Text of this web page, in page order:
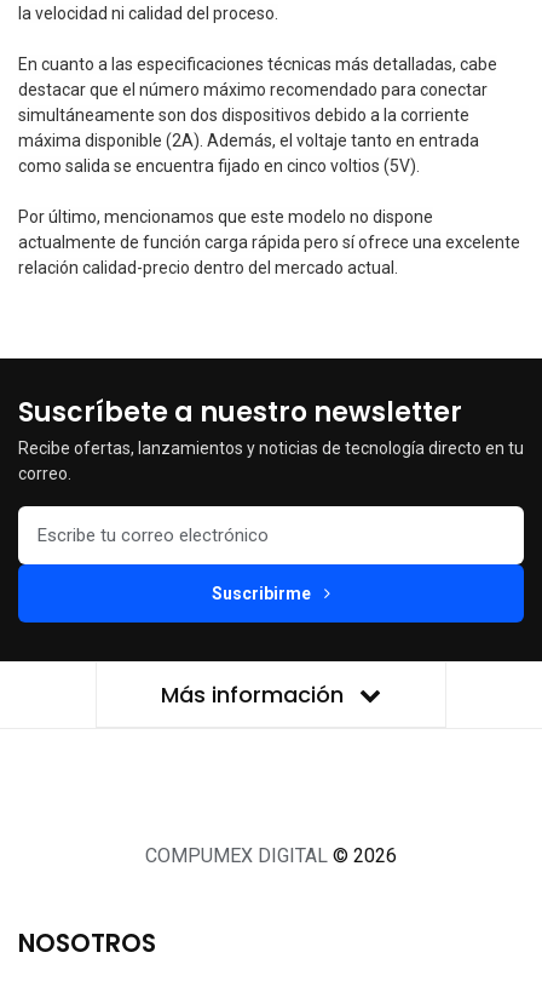
la velocidad ni calidad del proceso.
En cuanto a las especificaciones técnicas más detalladas, cabe
destacar que el número máximo recomendado para conectar
simultáneamente son dos dispositivos debido a la corriente
máxima disponible (2A). Además, el voltaje tanto en entrada
como salida se encuentra fijado en cinco voltios (5V).
Por último, mencionamos que este modelo no dispone
actualmente de función carga rápida pero sí ofrece una excelente
relación calidad-precio dentro del mercado actual.
Suscríbete a nuestro newsletter
Recibe ofertas, lanzamientos y noticias de tecnología directo en tu
correo.
Suscribirme
Más información
COMPUMEX DIGITAL © 2026
NOSOTROS